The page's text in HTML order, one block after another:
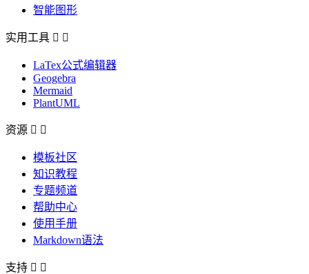
智能图形
实用工具  
LaTex公式编辑器
Geogebra
Mermaid
PlantUML
资源  
模板社区
知识教程
专题频道
帮助中心
使用手册
Markdown语法
支持  